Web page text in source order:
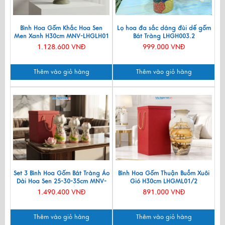
Bình Hoa Gốm Khắc Hoa Sen
Men Xanh H30cm MNV-LHGLH01
1.128.600 VNĐ
Thêm vào giỏ hàng
Lọ hoa đa sắc dáng đùi dế gốm
Bát Tràng LHGH003.2
999.000 VNĐ
Thêm vào giỏ hàng
Set 3 Bình Hoa Gốm Bát Tràng Áo
Dài Hoa Sen 25-30-35cm MNV-
LHGLH03/5
1.490.400 VNĐ
Thêm vào giỏ hàng
Bình Hoa Gốm Thuận Buồm Xuôi
Gió H30cm LHGML01/2
891.000 VNĐ
Thêm vào giỏ hàng